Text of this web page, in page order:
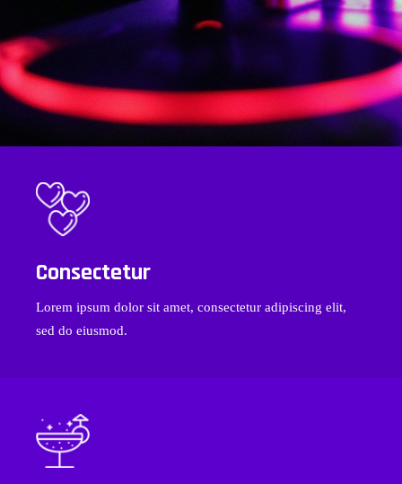
Consectetur
Lorem ipsum dolor sit amet, consectetur adipiscing elit,
sed do eiusmod.